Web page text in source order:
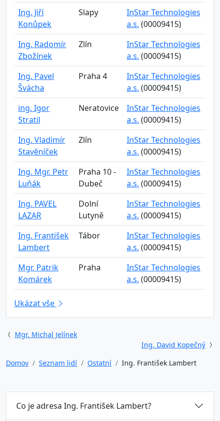
Ing. Jiří
Konůpek
Slapy
InStar Technologies
a.s. (00009415)
Ing. Radomír
Zbožínek
Zlín
InStar Technologies
a.s. (00009415)
Ing. Pavel
Švácha
Praha 4
InStar Technologies
a.s. (00009415)
ing. Igor
Stratil
Neratovice
InStar Technologies
a.s. (00009415)
Ing. Vladimír
Stavěníček
Zlín
InStar Technologies
a.s. (00009415)
Ing. Mgr. Petr
Luňák
Praha 10 -
Dubeč
InStar Technologies
a.s. (00009415)
Ing. PAVEL
LAZAR
Dolní
Lutyně
InStar Technologies
a.s. (00009415)
Ing. František
Lambert
Tábor
InStar Technologies
a.s. (00009415)
Mgr. Patrik
Komárek
Praha
InStar Technologies
a.s. (00009415)
Ukázat vše
Mgr. Michal Jelínek
Ing. David Kopečný
Domov
Seznam lidí Ostatní Ing. František Lambert
Co je adresa Ing. František Lambert?